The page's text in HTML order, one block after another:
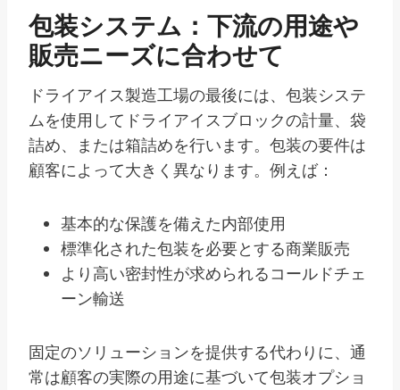
包装システム：下流の用途や
販売ニーズに合わせて
ドライアイス製造工場の最後には、包装システ
ムを使用してドライアイスブロックの計量、袋
詰め、または箱詰めを行います。包装の要件は
顧客によって大きく異なります。例えば：
基本的な保護を備えた内部使用
標準化された包装を必要とする商業販売
より高い密封性が求められるコールドチェ
ーン輸送
固定のソリューションを提供する代わりに、通
常は顧客の実際の用途に基づいて包装オプショ